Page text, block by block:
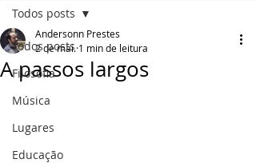
Todos posts
Filosofia
Música
Lugares
Educação
Todos posts
A passos largos
Andersonn Prestes
2 de mai. 1 min de leitura